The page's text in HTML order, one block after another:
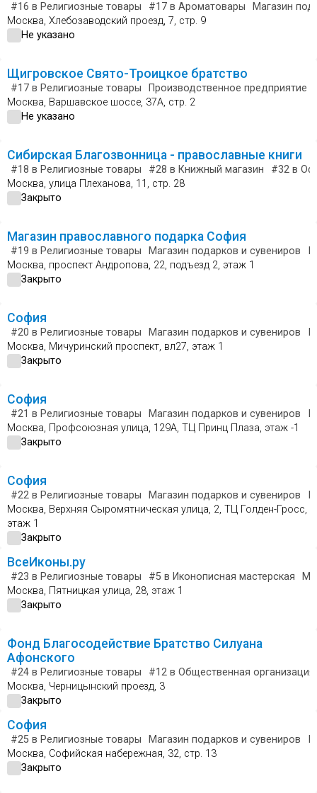
#16 в Религиозные товары #17 в Ароматовары
Магазин
Москва, Хлебозаводский проезд, 7, стр. 9
Не указано
Щигровское Свято-Троицкое братство
#17 в Религиозные товары Производственное предприятие
Москва, Варшавское шоссе, 37А, стр. 2
Не указано
Сибирская Благозвонница - православные книги
#18 в Религиозные товары #28 в Книжный магазин #32 в
Москва, улица Плеханова, 11, стр. 28
Закрыто
Магазин православного подарка София
#19 в Религиозные товары Магазин подарков и сувениров
Москва, проспект Андропова, 22, подъезд 2, этаж 1
Закрыто
София
#20 в Религиозные товары Магазин подарков и сувениров
Москва, Мичуринский проспект, вл27, этаж 1
Закрыто
София
#21 в Религиозные товары Магазин подарков и сувениров
Москва, Профсоюзная улица, 129А, ТЦ Принц Плаза, этаж -1
Закрыто
София
#22 в Религиозные товары Магазин подарков и сувениров
Москва, Верхняя Сыромятническая улица, 2, ТЦ Голден-Гросс,
этаж 1
Закрыто
ВсеИконы.ру
#23 в Религиозные товары #5 в Иконописная мастерская
Москва, Пятницкая улица, 28, этаж 1
Закрыто
Фонд Благосодействие Братство Силуана
Афонского
#24 в Религиозные товары #12 в Общественная организация
Москва, Черницынский проезд, 3
Закрыто
София
#25 в Религиозные товары Магазин подарков и сувениров
Москва, Софийская набережная, 32, стр. 13
Закрыто